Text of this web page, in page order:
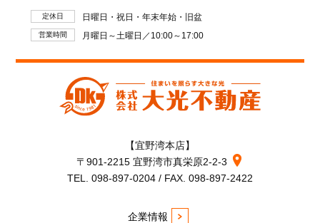
定休日 日曜日・祝日・年末年始・旧盆
営業時間 月曜日～土曜日／10:00～17:00
【宜野湾本店】
〒901-2215 宜野湾市真栄原2-2-3
TEL. 098-897-0204 / FAX. 098-897-2422
企業情報